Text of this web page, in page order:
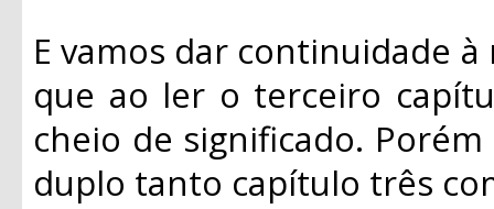
E vamos dar continuidade
que ao ler o terceiro
cheio de significado.
duplo tanto capítulo três